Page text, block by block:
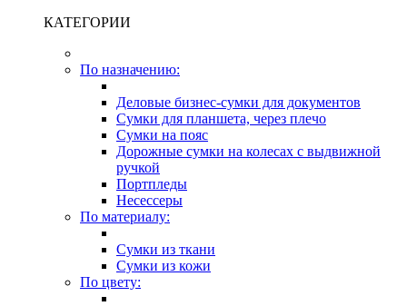
КАТЕГОРИИ
По назначению:
Деловые бизнес-сумки для документов
Сумки для планшета, через плечо
Сумки на пояс
Дорожные сумки на колесах с выдвижной
ручкой
Портпледы
Несессеры
По материалу:
Сумки из ткани
Сумки из кожи
По цвету: